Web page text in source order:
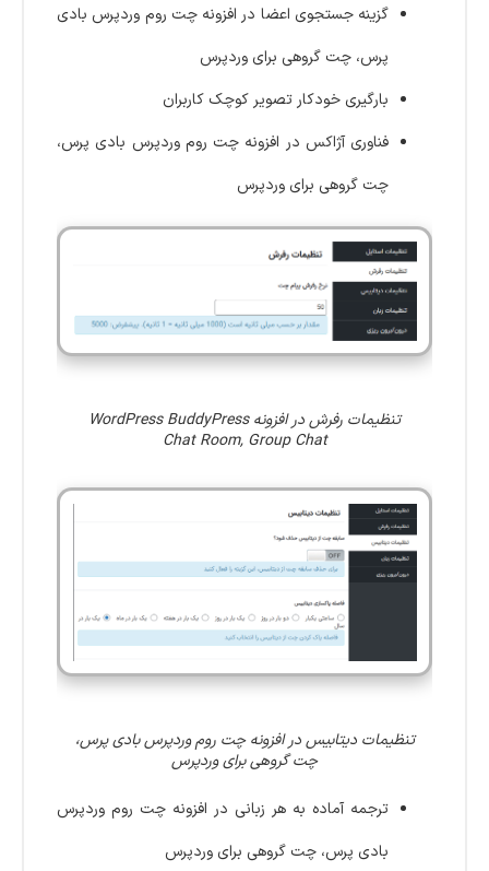
گزینه جستجوی اعضا در افزونه چت روم وردپرس بادی
پرس، چت گروهی برای وردپرس
بارگیری خودکار تصویر کوچک کاربران
فناوری آژاکس در افزونه چت روم وردپرس بادی پرس،
چت گروهی برای وردپرس
تنظیمات رفرش در افزونه WordPress BuddyPress
Chat Room, Group Chat
تنظیمات دیتابیس در افزونه چت روم وردپرس بادی پرس،
چت گروهی برای وردپرس
ترجمه آماده به هر زبانی در افزونه چت روم وردپرس
بادی پرس، چت گروهی برای وردپرس